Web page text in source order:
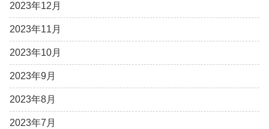
2023年12月
2023年11月
2023年10月
2023年9月
2023年8月
2023年7月